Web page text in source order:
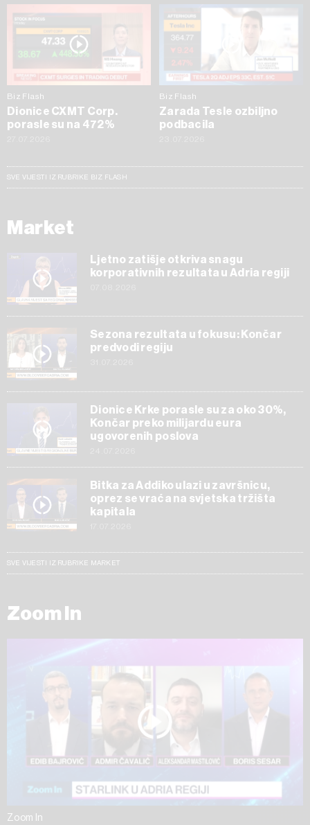
Biz Flash
Dionice CXMT Corp.
porasle su na 472%
Biz Flash
Zarada Tesle ozbiljno
podbacila
SVE VIJESTI IZ RUBRIKE BIZ FLASH
Market
Ljetno zatišje otkriva snagu
korporativnih rezultata u Adria regiji
Sezona rezultata u fokusu: Končar
predvodi regiju
Dionice Krke porasle su za oko 30%,
Končar preko milijardu eura
ugovorenih poslova
Bitka za Addiko ulazi u završnicu,
oprez se vraća na svjetska tržišta
kapitala
SVE VIJESTI IZ RUBRIKE MARKET
Zoom In
Zoom In